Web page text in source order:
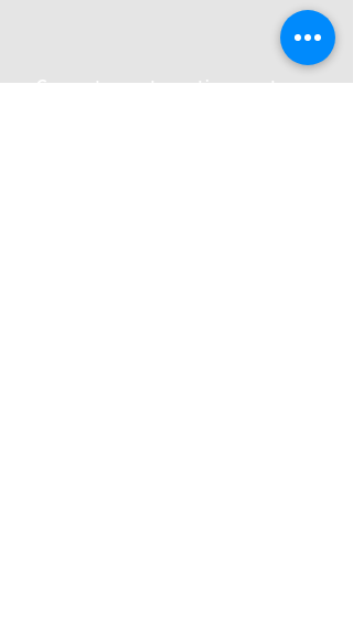
Conectar automaticamente as